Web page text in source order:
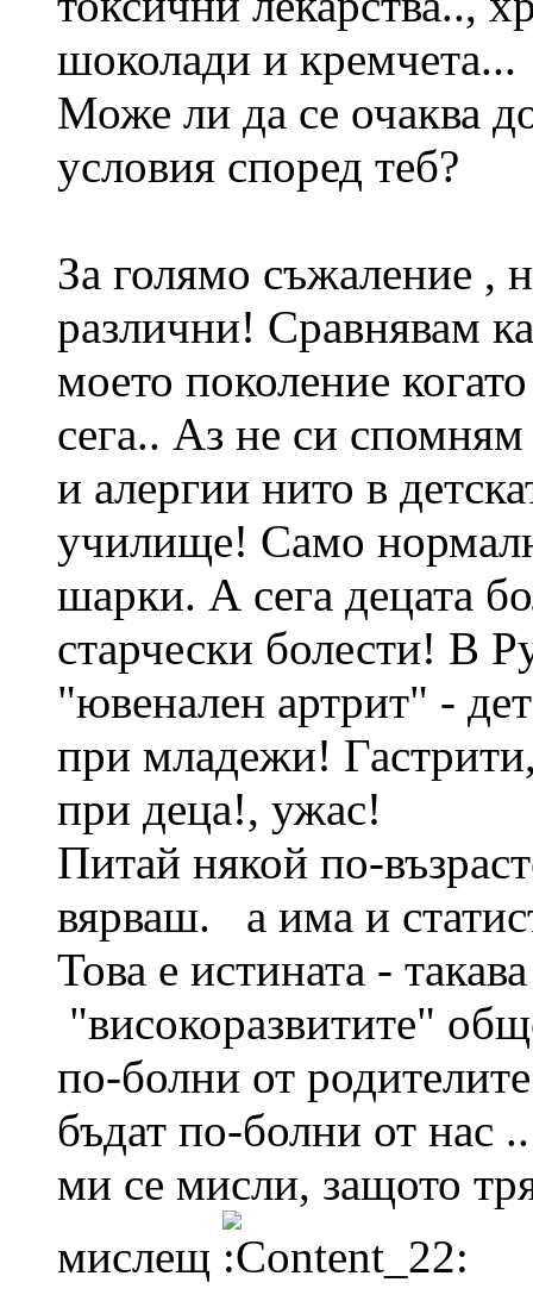
шоколади и кремчета...
Може ли да се очаква
условия според теб?
За голямо съжаление ,
различни! Сравнявам
моето поколение
сега.. Аз не си
и алергии нито в
училище! Само
шарки. А сега децата
старчески болести! В
"ювенален артрит" -
при младежи!
при деца!, ужас!
Питай някой по-
вярваш. а има и
Това е истината -
"високоразвитите"
по-болни от
бъдат по-болни от нас
ми се мисли, защото
мислещ